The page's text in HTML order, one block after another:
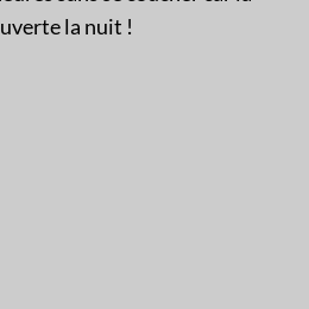
la nuit !